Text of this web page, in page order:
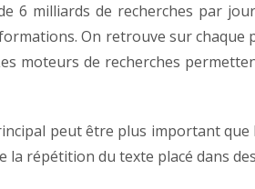
6 milliards de recherches par
On retrouve sur chaque
moteurs de recherches
peut être plus important que
la répétition du texte placé dans